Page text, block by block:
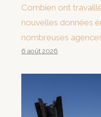
Combien ont
nouvelles données
nombreuses
6 août 2026